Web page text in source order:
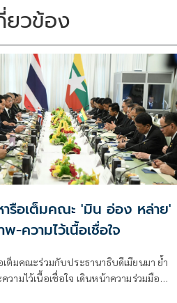
k
ยวข้อง
รือเต็มคณะ 'มิน อ่อง หล่าย'
-ความไว้เนื้อเชื่อใจ
เต็มคณะร่วมกับประธานาธิบดีเมียนมา ย้ำ
วามไว้เนื้อเชื่อใจ เดินหน้าความร่วมมือ